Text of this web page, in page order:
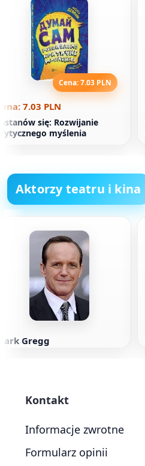
Cena: 7.03 PLN
7.03 PLN
się: Rozwijanie
myślenia
Aktorzy teatru i kina
Gregg
Kontakt
Informacje zwrotne
Formularz opinii